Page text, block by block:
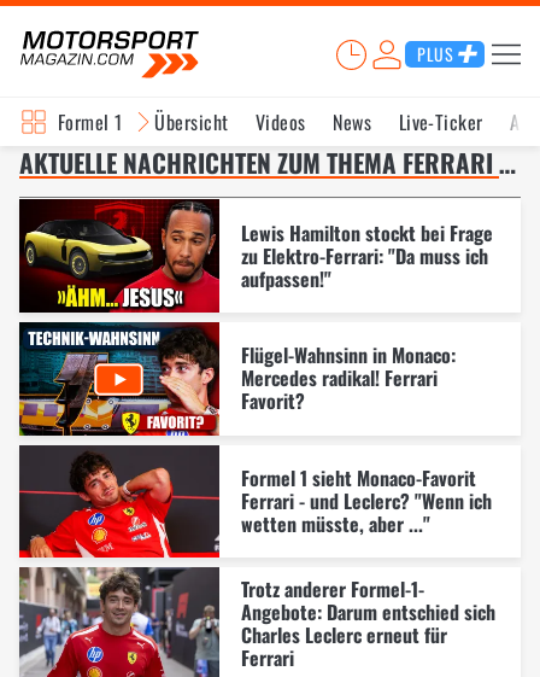
PLUS
Formel 1 Übersicht Videos News Live-Ticker
AKTUELLE NACHRICHTEN ZUM THEMA FERRARI – SEITE 6
Lewis Hamilton stockt bei Frage
zu Elektro-Ferrari: "Da muss ich
aufpassen!"
Flügel-Wahnsinn in Monaco:
Mercedes radikal! Ferrari
Favorit?
Formel 1 sieht Monaco-Favorit
Ferrari - und Leclerc? "Wenn ich
wetten müsste, aber ..."
Trotz anderer Formel-1-
Angebote: Darum entschied sich
Charles Leclerc erneut für
Ferrari